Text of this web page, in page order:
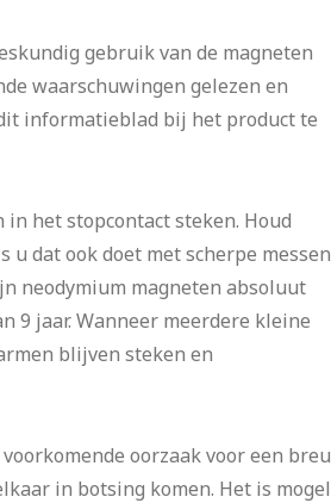
gebruik van de magneten
waarschuwingen gelezen en
informatieblad bij het product te
het stopcontact steken. Houd
dat ook doet met scherpe messen
neodymium magneten absoluut
9 jaar. Wanneer meerdere kleine
blijven steken en
oorzaak voor een
in botsing komen. Het is